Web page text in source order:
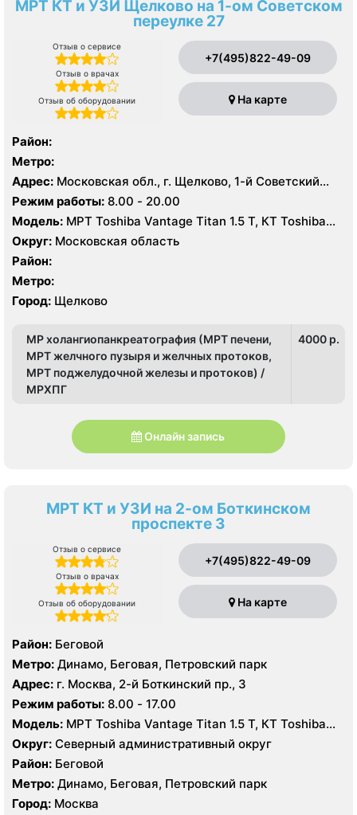
МРТ КТ и УЗИ Щелково на 1-ом Советском
переулке 27
Отзыв о сервисе
Отзыв о врачах
Отзыв об оборудовании
+7(495)822-49-09
На карте
Район:
Метро:
Адрес: Московская обл., г. Щелково, 1-й Советский
пер., 27
Режим работы: 8.00 - 20.00
Модель: МРТ Toshiba Vantage Titan 1.5 Т, КТ Toshiba
Aquilion Prime CXL 64 среза, УЗИ Toshiba Aplio 500
Округ: Московская область
Район:
Метро:
Город: Щелково
МР холангиопанкреатография (МРТ печени,
МРТ желчного пузыря и желчных протоков,
МРТ поджелудочной железы и протоков) /
МРХПГ
4000 p.
Онлайн запись
МРТ КТ и УЗИ на 2-ом Боткинском
проспекте 3
Отзыв о сервисе
Отзыв о врачах
Отзыв об оборудовании
+7(495)822-49-09
На карте
Район: Беговой
Метро: Динамо, Беговая, Петровский парк
Адрес: г. Москва, 2-й Боткинский пр., 3
Режим работы: 8.00 - 17.00
Модель: МРТ Toshiba Vantage Titan 1.5 T, КТ Toshiba
Aquilion Prime 160 срезов, УЗИ GE Vivid T8
Округ: Северный административный округ
Район: Беговой
Метро: Динамо, Беговая, Петровский парк
Город: Москва